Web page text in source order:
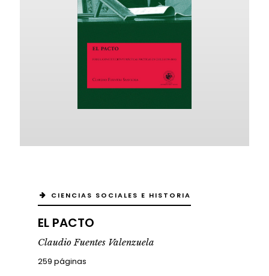
CIENCIAS SOCIALES E HISTORIA
EL PACTO
Claudio Fuentes Valenzuela
259 páginas